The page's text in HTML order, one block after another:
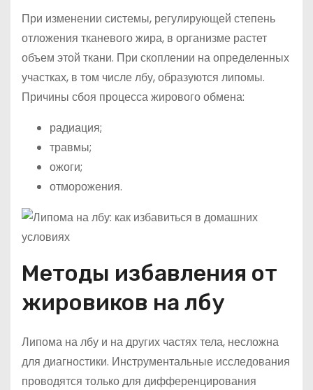
При изменении системы, регулирующей степень
отложения тканевого жира, в организме растет
объем этой ткани. При скоплении на определенных
участках, в том числе лбу, образуются липомы.
Причины сбоя процесса жирового обмена:
радиация;
травмы;
ожоги;
отморожения.
Методы избавления от
жировиков на лбу
Липома на лбу и на других частях тела, несложна
для диагностики. Инструментальные исследования
проводятся только для дифференцирования